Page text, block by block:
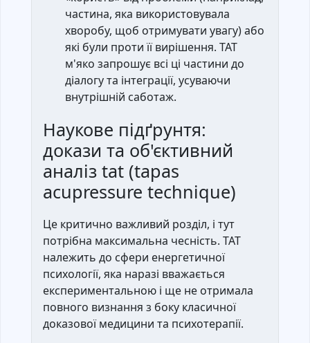
частина, яка використовувала
хворобу, щоб отримувати увагу) або
які були проти її вирішення. ТАТ
м'яко запрошує всі ці частини до
діалогу та інтеграції, усуваючи
внутрішній саботаж.
Наукове підґрунтя:
докази та об'єктивний
аналіз tat (tapas
acupressure technique)
Це критично важливий розділ, і тут
потрібна максимальна чесність. TAT
належить до сфери енергетичної
психології, яка наразі вважається
експериментальною і ще не отримала
повного визнання з боку класичної
доказової медицини та психотерапії.